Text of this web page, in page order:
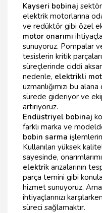
Kayseri bobinaj
elektrik motorlarına
ve redüktör gibi özel
motor onarımı
sunuyoruz. Pompalar
tesislerin kritik
süreçlerinde ciddi
nedenle, elektrikli
uzmanlığımızı bu
sürede gideriyor ve
artırıyoruz.
Endüstriyel bobinaj
farklı marka ve
bobin sarma
Kullanılan yüksek
sayesinde,
elektrik arızalarının
parça temini gibi
hizmet sunuyoruz.
ihtiyaçlarınızı
süreci sağlamaktır.